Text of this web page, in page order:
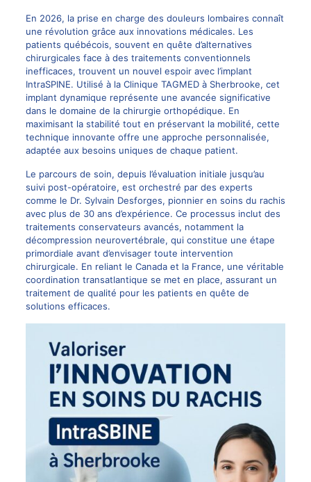
En 2026, la prise en charge des douleurs lombaires connaît
une révolution grâce aux innovations médicales. Les
patients québécois, souvent en quête d’alternatives
chirurgicales face à des traitements conventionnels
inefficaces, trouvent un nouvel espoir avec l’implant
IntraSPINE. Utilisé à la Clinique TAGMED à Sherbrooke, cet
implant dynamique représente une avancée significative
dans le domaine de la chirurgie orthopédique. En
maximisant la stabilité tout en préservant la mobilité, cette
technique innovante offre une approche personnalisée,
adaptée aux besoins uniques de chaque patient.
Le parcours de soin, depuis l’évaluation initiale jusqu’au
suivi post-opératoire, est orchestré par des experts
comme le Dr. Sylvain Desforges, pionnier en soins du rachis
avec plus de 30 ans d’expérience. Ce processus inclut des
traitements conservateurs avancés, notamment la
décompression neurovertébrale, qui constitue une étape
primordiale avant d’envisager toute intervention
chirurgicale. En reliant le Canada et la France, une véritable
coordination transatlantique se met en place, assurant un
traitement de qualité pour les patients en quête de
solutions efficaces.